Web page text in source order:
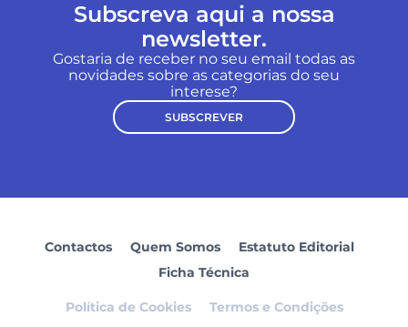
Subscreva aqui a nossa
newsletter.
Gostaria de receber no seu email todas as
novidades sobre as categorias do seu
interese?
SUBSCREVER
Contactos Quem Somos
Estatuto Editorial
Ficha Técnica
Política de Cookies
Termos e Condições